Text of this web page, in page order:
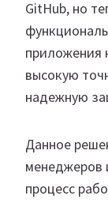
GitHub, но
приложения
высокую
надежную
Данное
менеджеров
процесс